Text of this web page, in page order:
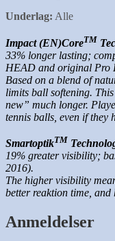
Underlag: Alle
Impact (EN)CoreTM
33% longer lasting;
HEAD and original Pro
Based on a blend of
limits ball softening.
new” much longer.
tennis balls, even if they
SmartoptikTM
19% greater visibility;
2016).
The higher visibility
better reaktion time, and
Anmeldelser